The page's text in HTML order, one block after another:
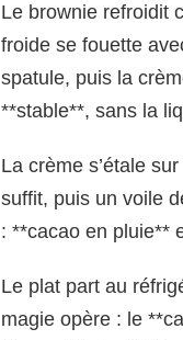
Le brownie refroidit
froide se fouette
spatule, puis la
**stable**, sans la
La crème s’étale
suffit, puis un voile
: **cacao en pluie**
Le plat part au
magie opère : le